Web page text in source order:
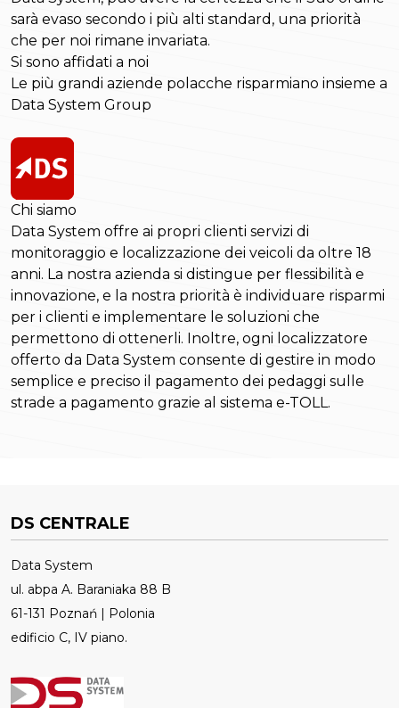
sarà evaso secondo i più alti standard, una priorità
che per noi rimane invariata.
Si sono affidati a noi
Le più grandi aziende polacche risparmiano insieme a
Data System Group
Chi siamo
Data System offre ai propri clienti servizi di
monitoraggio e localizzazione dei veicoli da oltre 18
anni. La nostra azienda si distingue per flessibilità e
innovazione, e la nostra priorità è individuare risparmi
per i clienti e implementare le soluzioni che
permettono di ottenerli. Inoltre, ogni localizzatore
offerto da Data System consente di gestire in modo
semplice e preciso il pagamento dei pedaggi sulle
strade a pagamento grazie al sistema e-TOLL.
DS CENTRALE
Data System
ul. abpa A. Baraniaka 88 B
61-131 Poznań | Polonia
edificio C, IV piano.